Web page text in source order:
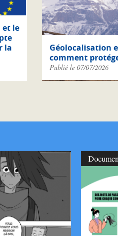
et le
la
Géolocalisation
comment
Publié le 07/07/2026